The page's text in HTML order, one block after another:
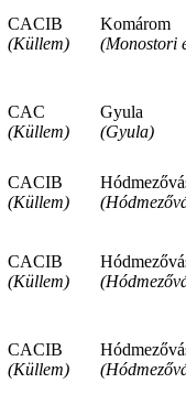
CACIB
(Küllem)
Komárom
(Monostori
CAC
(Küllem)
Gyula
(Gyula)
CACIB
(Küllem)
CACIB
(Küllem)
CACIB
(Küllem)